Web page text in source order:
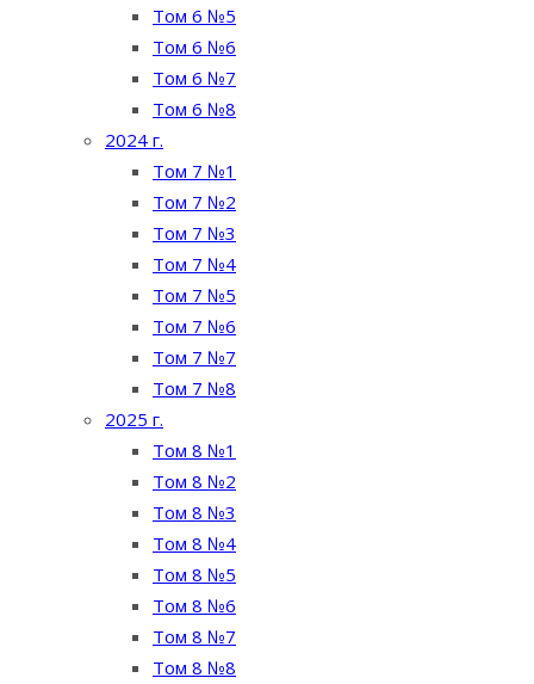
Том 6 №5
Том 6 №6
Том 6 №7
Том 6 №8
2024 г.
Том 7 №1
Том 7 №2
Том 7 №3
Том 7 №4
Том 7 №5
Том 7 №6
Том 7 №7
Том 7 №8
2025 г.
Том 8 №1
Том 8 №2
Том 8 №3
Том 8 №4
Том 8 №5
Том 8 №6
Том 8 №7
Том 8 №8